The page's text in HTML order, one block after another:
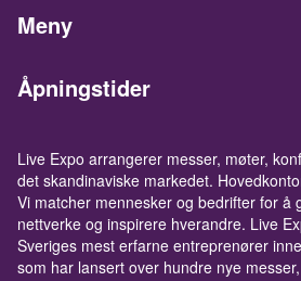
Meny
Åpningstider
Live Expo arrangerer messer, møter,
det skandinaviske markedet.
Vi matcher mennesker og bedrifter for å
nettverke og inspirere hverandre. Live
Sveriges mest erfarne entreprenører
som har lansert over hundre nye